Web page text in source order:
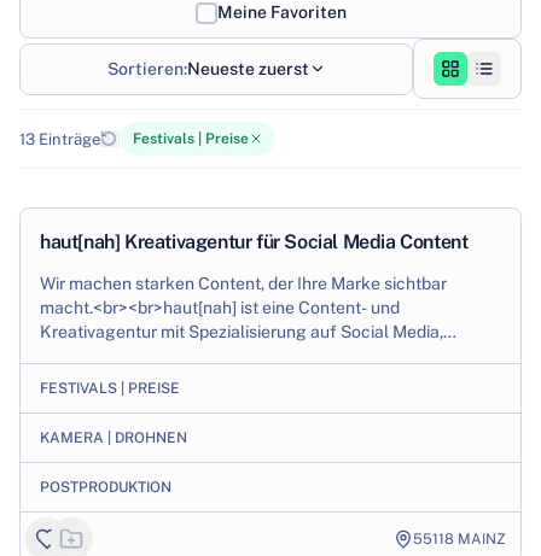
Meine Favoriten
Sortieren:Neueste zuerst
13 Einträge Festivals | Preise
Production
haut[nah] Kreativagentur für Social Media Content
Wir machen starken Content, der Ihre Marke sichtbar
macht.<br><br>haut[nah] ist eine Content- und
Kreativagentur mit Spezialisierung auf Social Media,
FESTIVALS | PREISE
KAMERA | DROHNEN
POSTPRODUKTION
55118 MAINZ